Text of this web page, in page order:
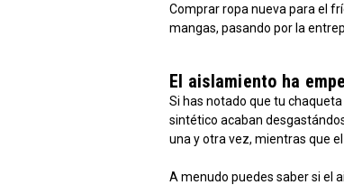
Comprar ropa nueva para el
mangas, pasando por la
El aislamiento ha
Si has notado que tu
sintético acaban
una y otra vez, mientras que
A menudo puedes saber si el